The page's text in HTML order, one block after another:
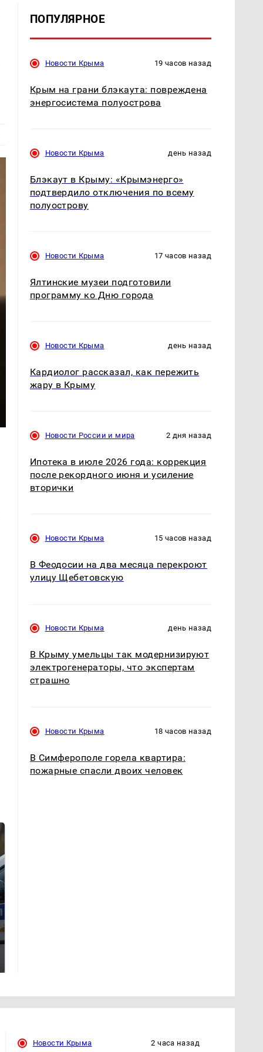
ПОПУЛЯРНОЕ
Новости Крыма 19 часов назад
Крым на грани блэкаута: повреждена
энергосистема полуострова
Новости Крыма день назад
Блэкаут в Крыму: «Крымэнерго»
подтвердило отключения по всему
полуострову
Новости Крыма 17 часов назад
Ялтинские музеи подготовили
программу ко Дню города
Новости Крыма день назад
Кардиолог рассказал, как пережить
жару в Крыму
Новости России и мира 2 дня назад
Ипотека в июле 2026 года: коррекция
после рекордного июня и усиление
вторички
Новости Крыма 15 часов назад
В Феодосии на два месяца перекроют
улицу Щебетовскую
Новости Крыма день назад
В Крыму умельцы так модернизируют
электрогенераторы, что экспертам
страшно
Новости Крыма 18 часов назад
В Симферополе горела квартира:
пожарные спасли двоих человек
Новости Крыма
2 часа назад